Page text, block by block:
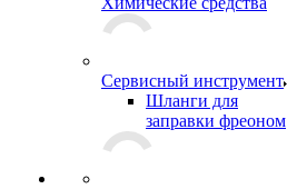
Сервисный инструмент
Шланги для
заправки фреоном